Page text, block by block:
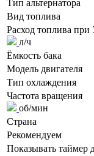
Тип альтернатора
Вид топлива
Расход топлива при
л/ч
Ёмкость бака
Модель двигателя
Тип охлаждения
Частота вращения
об/мин
Страна
Рекомендуем
Показывать таймер